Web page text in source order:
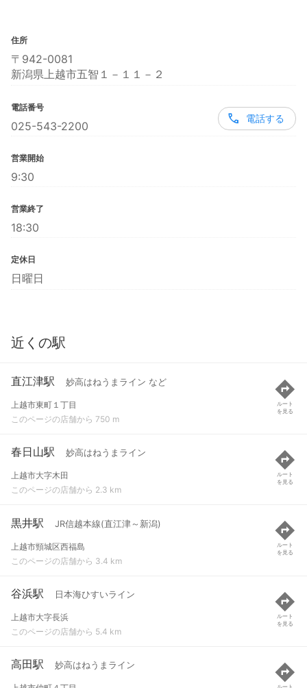
住所
〒942-0081
新潟県上越市五智１－１１－２
電話番号
025-543-2200
電話する
営業開始
9:30
営業終了
18:30
定休日
日曜日
近くの駅
直江津駅 妙高はねうまライン など
上越市東町１丁目
このページの店舗から 750 m
ルート
を見る
春日山駅 妙高はねうまライン
上越市大字木田
このページの店舗から 2.3 km
ルート
を見る
黒井駅 JR信越本線(直江津～新潟)
上越市頸城区西福島
このページの店舗から 3.4 km
ルート
を見る
谷浜駅 日本海ひすいライン
上越市大字長浜
このページの店舗から 5.4 km
ルート
を見る
高田駅 妙高はねうまライン